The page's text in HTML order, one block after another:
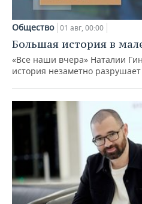
Общество 01 авг, 00:00
Большая история в
«Все наши вчера» Наталии
история незаметно